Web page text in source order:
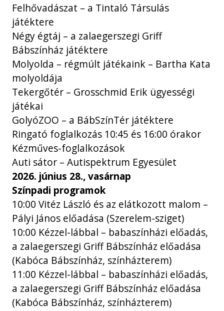
Felhővadászat – a Tintaló Társulás
játéktere
Négy égtáj – a zalaegerszegi Griff
Bábszínház játéktere
Molyolda – régmúlt játékaink – Bartha Kata
molyoldája
Tekergőtér – Grosschmid Erik ügyességi
játékai
GolyóZOO – a BábSzínTér játéktere
Ringató foglalkozás 10:45 és 16:00 órakor
Kézműves-foglalkozások
Auti sátor – Autispektrum Egyesület
2026. június 28., vasárnap
Színpadi programok
10:00 Vitéz László és az elátkozott malom –
Pályi János előadása (Szerelem-sziget)
10:00 Kézzel-lábbal – babaszínházi előadás,
a zalaegerszegi Griff Bábszínház előadása
(Kabóca Bábszínház, színházterem)
11:00 Kézzel-lábbal – babaszínházi előadás,
a zalaegerszegi Griff Bábszínház előadása
(Kabóca Bábszínház, színházterem)